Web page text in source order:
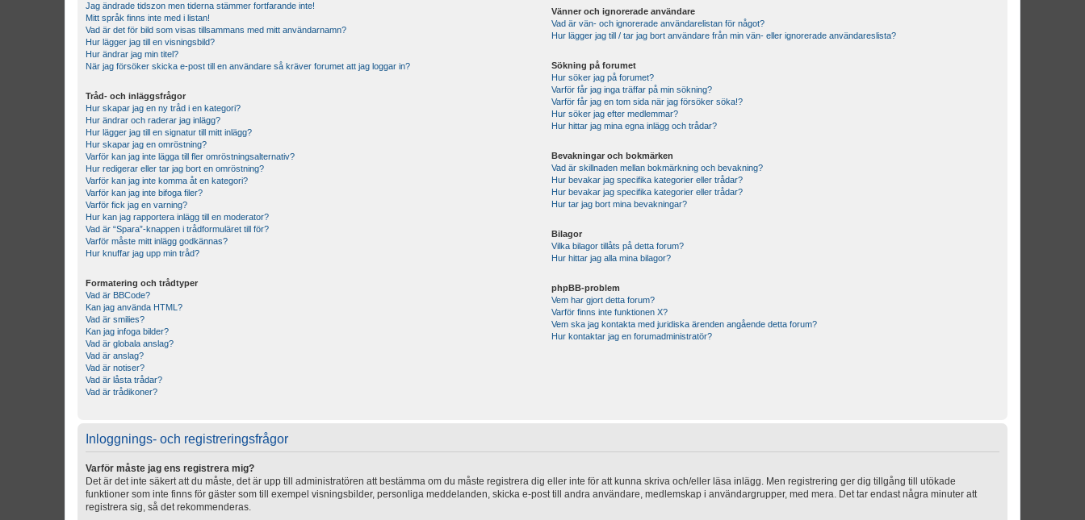
Jag ändrade tidszon men tiderna stämmer fortfarande inte!
Mitt språk finns inte med i listan!
Vad är det för bild som visas tillsammans med mitt användarnamn?
Hur lägger jag till en visningsbild?
Hur ändrar jag min titel?
När jag försöker skicka e-post till en användare så kräver forumet att jag loggar in?
Tråd- och inläggsfrågor
Hur skapar jag en ny tråd i en kategori?
Hur ändrar och raderar jag inlägg?
Hur lägger jag till en signatur till mitt inlägg?
Hur skapar jag en omröstning?
Varför kan jag inte lägga till fler omröstningsalternativ?
Hur redigerar eller tar jag bort en omröstning?
Varför kan jag inte komma åt en kategori?
Varför kan jag inte bifoga filer?
Varför fick jag en varning?
Hur kan jag rapportera inlägg till en moderator?
Vad är “Spara”-knappen i trådformuläret till för?
Varför måste mitt inlägg godkännas?
Hur knuffar jag upp min tråd?
Formatering och trådtyper
Vad är BBCode?
Kan jag använda HTML?
Vad är smilies?
Kan jag infoga bilder?
Vad är globala anslag?
Vad är anslag?
Vad är notiser?
Vad är låsta trådar?
Vad är trådikoner?
Vänner och ignorerade användare
Vad är vän- och ignorerade användarelistan för något?
Hur lägger jag till / tar jag bort användare från min vän- eller ignorerade användareslista?
Sökning på forumet
Hur söker jag på forumet?
Varför får jag inga träffar på min sökning?
Varför får jag en tom sida när jag försöker söka!?
Hur söker jag efter medlemmar?
Hur hittar jag mina egna inlägg och trådar?
Bevakningar och bokmärken
Vad är skillnaden mellan bokmärkning och bevakning?
Hur bevakar jag specifika kategorier eller trådar?
Hur bevakar jag specifika kategorier eller trådar?
Hur tar jag bort mina bevakningar?
Bilagor
Vilka bilagor tillåts på detta forum?
Hur hittar jag alla mina bilagor?
phpBB-problem
Vem har gjort detta forum?
Varför finns inte funktionen X?
Vem ska jag kontakta med juridiska ärenden angående detta forum?
Hur kontaktar jag en forumadministratör?
Inloggnings- och registreringsfrågor
Varför måste jag ens registrera mig?
Det är det inte säkert att du måste, det är upp till administratören att bestämma om du måste registrera dig eller inte för att kunna skriva och/eller läsa inlägg. Men registrering ger dig tillgång till utökade
funktioner som inte finns för gäster som till exempel visningsbilder, personliga meddelanden, skicka e-post till andra användare, medlemskap i användargrupper, med mera. Det tar endast några minuter att
registrera sig, så det rekommenderas.